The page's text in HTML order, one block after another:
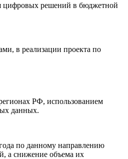
цифровых решений в бюджетной
в реализации проекта по
РФ, использованием
данных.
по данному направлению
а снижение объема их